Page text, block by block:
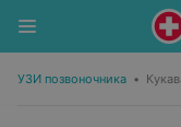
УЗИ позвоночника •